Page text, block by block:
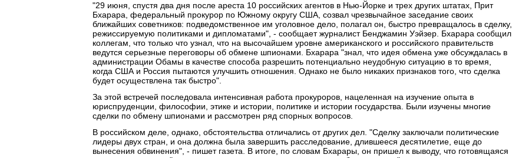
"29 июня, спустя два дня после ареста 10 российских агентов в Нью-Йорке и трех других штатах, Прит
Бхарара, федеральный прокурор по Южному округу США, созвал чрезвычайное заседание своих
ближайших советников: подведомственное им уголовное дело, полагал он, быстро превращалось в сделку,
режиссируемую политиками и дипломатами", - сообщает журналист Бенджамин Уэйзер. Бхарара сообщил
коллегам, что только что узнал, что на высочайшем уровне американского и российского правительств
ведутся серьезные переговоры об обмене шпионами. Бхарара "знал, что идея обмена уже обсуждалась в
администрации Обамы в качестве способа разрешить потенциально неудобную ситуацию в то время,
когда США и Россия пытаются улучшить отношения. Однако не было никаких признаков того, что сделка
будет осуществлена так быстро".
За этой встречей последовала интенсивная работа прокуроров, нацеленная на изучение опыта в
юриспруденции, философии, этике и истории, политике и истории государства. Были изучены многие
сделки по обмену шпионами и рассмотрен ряд спорных вопросов.
В российском деле, однако, обстоятельства отличались от других дел. "Сделку заключали политические
лидеры двух стран, и она должна была завершить расследование, длившееся десятилетие, еще до
вынесения обвинения", - пишет газета. В итоге, по словам Бхарары, он пришел к выводу, что готовящаяся